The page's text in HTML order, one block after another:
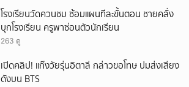
โรงเรียนวัดควนชม ซ้อมแผนทีละขั้นตอน ชายคลั่ง
บุกโรงเรียน ครูพาซ่อนตัวนักเรียน
263 ดู
เปิดคลิป! แก๊งวัยรุ่นอิตาลี กล่าวขอโทษ ปมส่งเสียง
ดังบน BTS